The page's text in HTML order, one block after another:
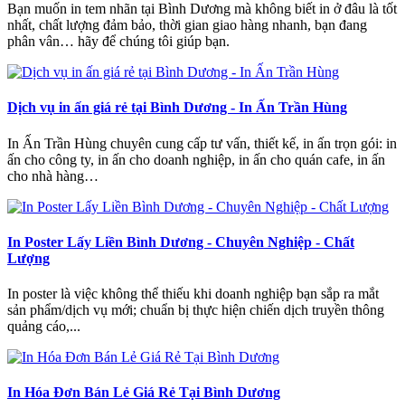
Bạn muốn in tem nhãn tại Bình Dương mà không biết in ở đâu là tốt
nhất, chất lượng đảm bảo, thời gian giao hàng nhanh, bạn đang
phân vân… hãy để chúng tôi giúp bạn.
Dịch vụ in ấn giá rẻ tại Bình Dương - In Ấn Trần Hùng
In Ấn Trần Hùng chuyên cung cấp tư vấn, thiết kế, in ấn trọn gói: in
ấn cho công ty, in ấn cho doanh nghiệp, in ấn cho quán cafe, in ấn
cho nhà hàng…
In Poster Lấy Liền Bình Dương - Chuyên Nghiệp - Chất
Lượng
In poster là việc không thể thiếu khi doanh nghiệp bạn sắp ra mắt
sản phẩm/dịch vụ mới; chuẩn bị thực hiện chiến dịch truyền thông
quảng cáo,...
In Hóa Đơn Bán Lẻ Giá Rẻ Tại Bình Dương